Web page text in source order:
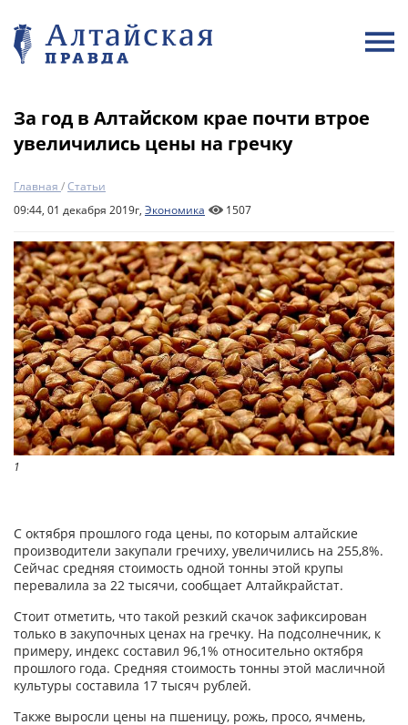
За год в Алтайском крае почти втрое
увеличились цены на гречку
Главная /Статьи
09:44, 01 декабря 2019г, Экономика 1507
1
С октября прошлого года цены, по которым алтайские
производители закупали гречиху, увеличились на 255,8%.
Сейчас средняя стоимость одной тонны этой крупы
перевалила за 22 тысячи, сообщает Алтайкрайстат.
Стоит отметить, что такой резкий скачок зафиксирован
только в закупочных ценах на гречку. На подсолнечник, к
примеру, индекс составил 96,1% относительно октября
прошлого года. Средняя стоимость тонны этой масличной
культуры составила 17 тысяч рублей.
Также выросли цены на пшеницу, рожь, просо, ячмень,